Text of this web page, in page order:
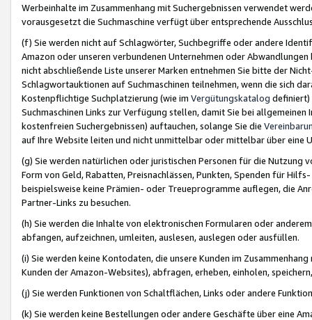
Werbeinhalte im Zusammenhang mit Suchergebnissen verwendet
vorausgesetzt die Suchmaschine verfügt über entsprechende
(f) Sie werden nicht auf Schlagwörter, Suchbegriffe oder andere
Amazon oder unseren verbundenen Unternehmen oder
nicht abschließende Liste unserer Marken entnehmen Sie bitte der
Schlagwortauktionen auf Suchmaschinen teilnehmen, wenn die sich
Kostenpflichtige Suchplatzierung (wie im Vergütungskatalog definiert)
Suchmaschinen Links zur Verfügung stellen, damit Sie bei
kostenfreien Suchergebnissen) auftauchen, solange Sie die
auf Ihre Website leiten und nicht unmittelbar oder mittelbar über eine
(g) Sie werden natürlichen oder juristischen Personen für die Nutzung
Form von Geld, Rabatten, Preisnachlässen, Punkten, Spenden für
beispielsweise keine Prämien- oder Treueprogramme auflegen, die
Partner-Links zu besuchen.
(h) Sie werden die Inhalte von elektronischen Formularen oder
abfangen, aufzeichnen, umleiten, auslesen, auslegen oder ausfüllen.
(i) Sie werden keine Kontodaten, die unsere Kunden im
Kunden der Amazon-Websites), abfragen, erheben, einholen,
(j) Sie werden Funktionen von Schaltflächen, Links oder andere
(k) Sie werden keine Bestellungen oder andere Geschäfte über eine